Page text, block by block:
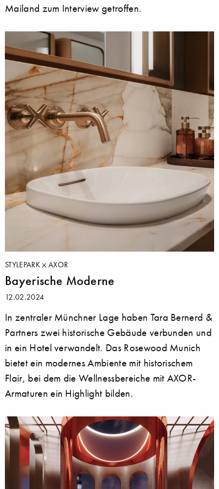
Mailand zum Interview getroffen.
STYLEPARK AXOR
Bayerische Moderne
12.02.2024
In zentraler Münchner Lage haben Tara Bernerd &
Partners zwei historische Gebäude verbunden und
in ein Hotel verwandelt. Das Rosewood Munich
bietet ein modernes Ambiente mit historischem
Flair, bei dem die Wellnessbereiche mit AXOR-
Armaturen ein Highlight bilden.